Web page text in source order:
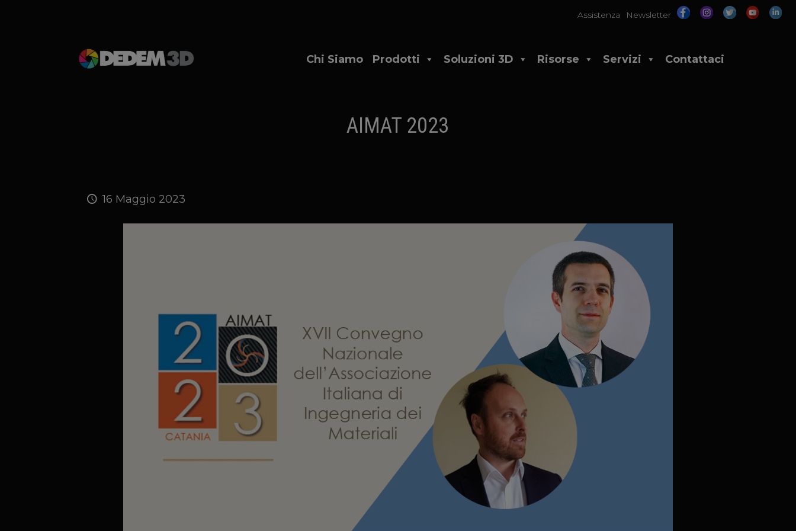
Assistenza Newsletter
Chi Siamo Prodotti Soluzioni 3D Risorse Servizi Contattaci
AIMAT 2023
16 Maggio 2023